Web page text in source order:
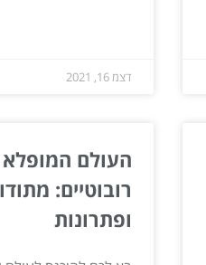
דצמ 16, 2021
העולם
רובוטיים:
ופתרונות